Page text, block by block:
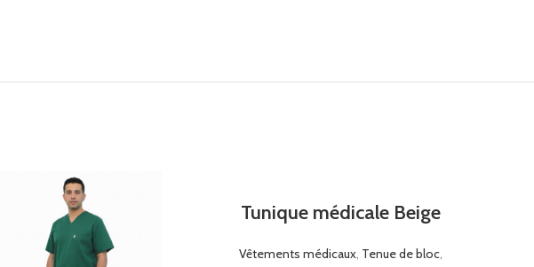
Tunique médicale Beige
Vêtements médicaux, Tenue de bloc,